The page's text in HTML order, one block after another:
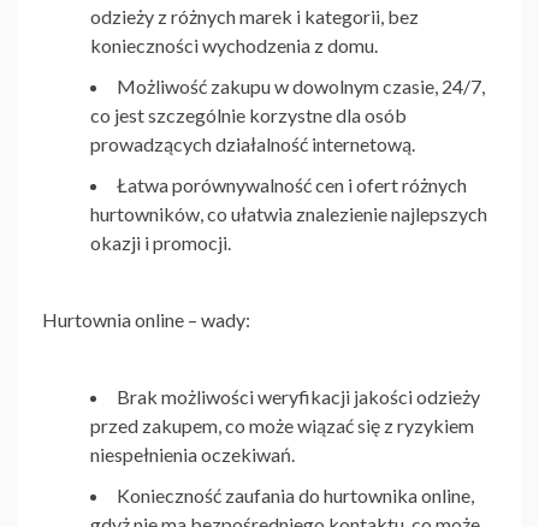
odzieży z różnych marek i kategorii, bez
konieczności wychodzenia z domu.
Możliwość zakupu w dowolnym czasie, 24/7,
co jest szczególnie korzystne dla osób
prowadzących działalność internetową.
Łatwa porównywalność cen i ofert różnych
hurtowników, co ułatwia znalezienie najlepszych
okazji i promocji.
Hurtownia online – wady:
Brak możliwości weryfikacji jakości odzieży
przed zakupem, co może wiązać się z ryzykiem
niespełnienia oczekiwań.
Konieczność zaufania do hurtownika online,